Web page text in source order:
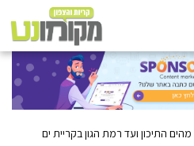
התיכון ועד רמת הגון בקריית ים